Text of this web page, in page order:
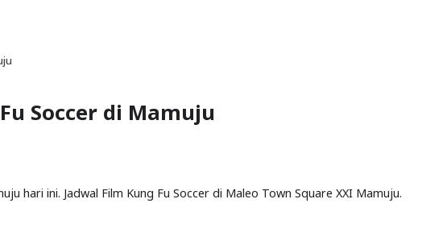
Soccer di Mamuju
hari ini. Jadwal Film Kung Fu Soccer di Maleo Town Square XXI Mamuju.